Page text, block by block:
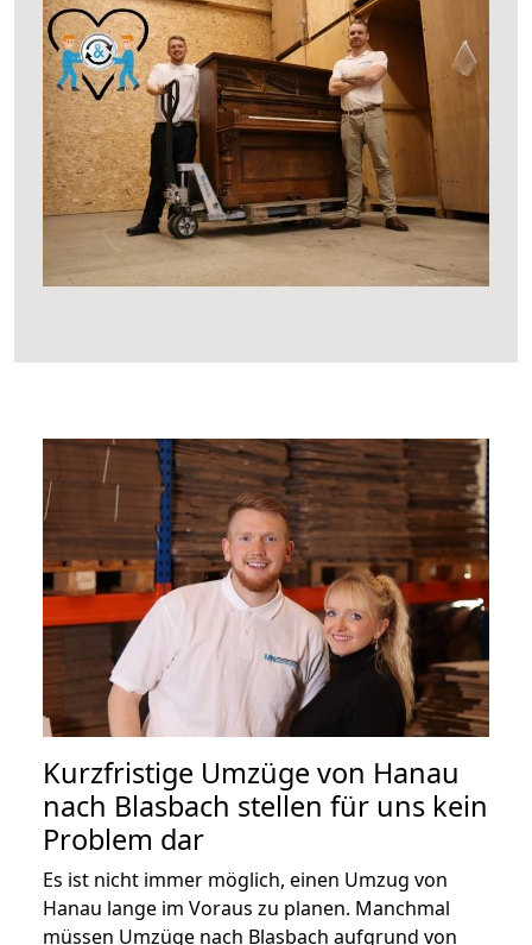
Kurzfristige Umzüge von Hanau
nach Blasbach stellen für uns kein
Problem dar
Es ist nicht immer möglich, einen Umzug von
Hanau lange im Voraus zu planen. Manchmal
müssen Umzüge nach Blasbach aufgrund von